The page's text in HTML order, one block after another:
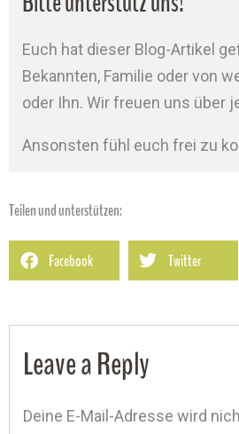
Euch hat dieser Blog-Artikel
Bekannten, Familie oder von
oder Ihn. Wir freuen uns über
Ansonsten fühl euch frei zu
Teilen und unterstützen:
Facebook Twitter
Leave a Reply
Deine E-Mail-Adresse wird